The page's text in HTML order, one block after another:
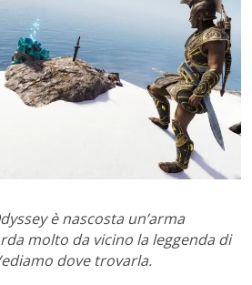
è nascosta un’arma
molto da vicino la leggenda di
dove trovarla.